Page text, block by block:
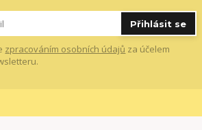
Přihlásit se
zpracováním osobních údajů za účelem